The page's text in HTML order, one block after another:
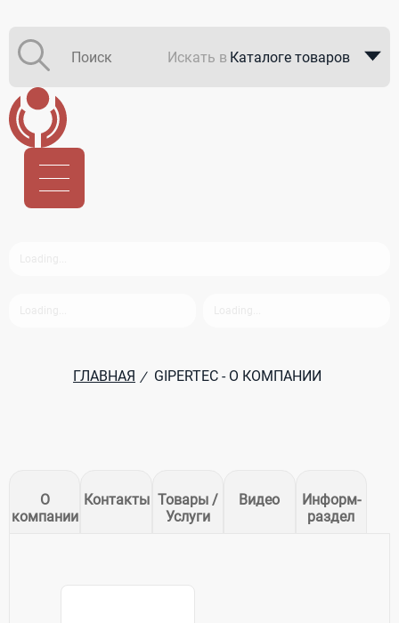
Искать в Каталоге товаров
ГЛАВНАЯ / GIPERTEC - О КОМПАНИИ
О
компании
Контакты Товары /
Услуги
Видео
Информ-
раздел